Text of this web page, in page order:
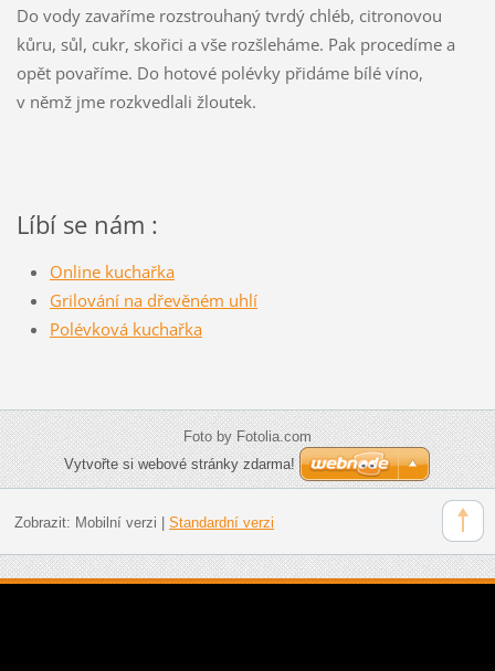
Do vody zavaříme rozstrouhaný tvrdý chléb, citronovou
kůru, sůl, cukr, skořici a vše rozšleháme. Pak procedíme a
opět povaříme. Do hotové polévky přidáme bílé víno,
v němž jme rozkvedlali žloutek.
Líbí se nám :
Online kuchařka
Grilování na dřevěném uhlí
Polévková kuchařka
Foto by Fotolia.com
Vytvořte si webové stránky zdarma!
Zobrazit: Mobilní verzi Standardní verzi